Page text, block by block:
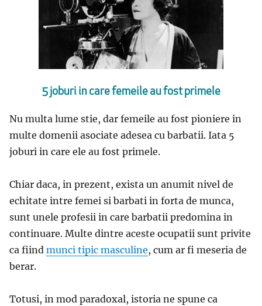
5 joburi in care femeile au fost primele
Nu multa lume stie, dar femeile au fost pioniere in
multe domenii asociate adesea cu barbatii. Iata 5
joburi in care ele au fost primele.
Chiar daca, in prezent, exista un anumit nivel de
echitate intre femei si barbati in forta de munca,
sunt unele profesii in care barbatii predomina in
continuare. Multe dintre aceste ocupatii sunt privite
ca fiind munci tipic masculine, cum ar fi meseria de
berar.
Totusi, in mod paradoxal, istoria ne spune ca